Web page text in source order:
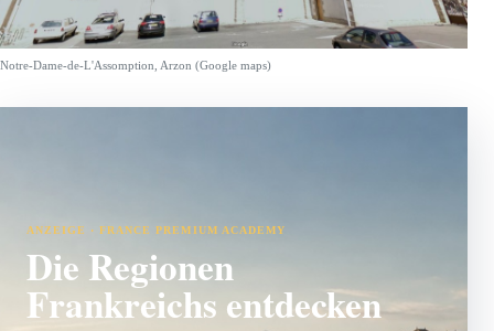
Notre-Dame-de-L'Assomption, Arzon (Google maps)
ANZEIGE · FRANCE PREMIUM ACADEMY
Die Regionen
Frankreichs entdecken